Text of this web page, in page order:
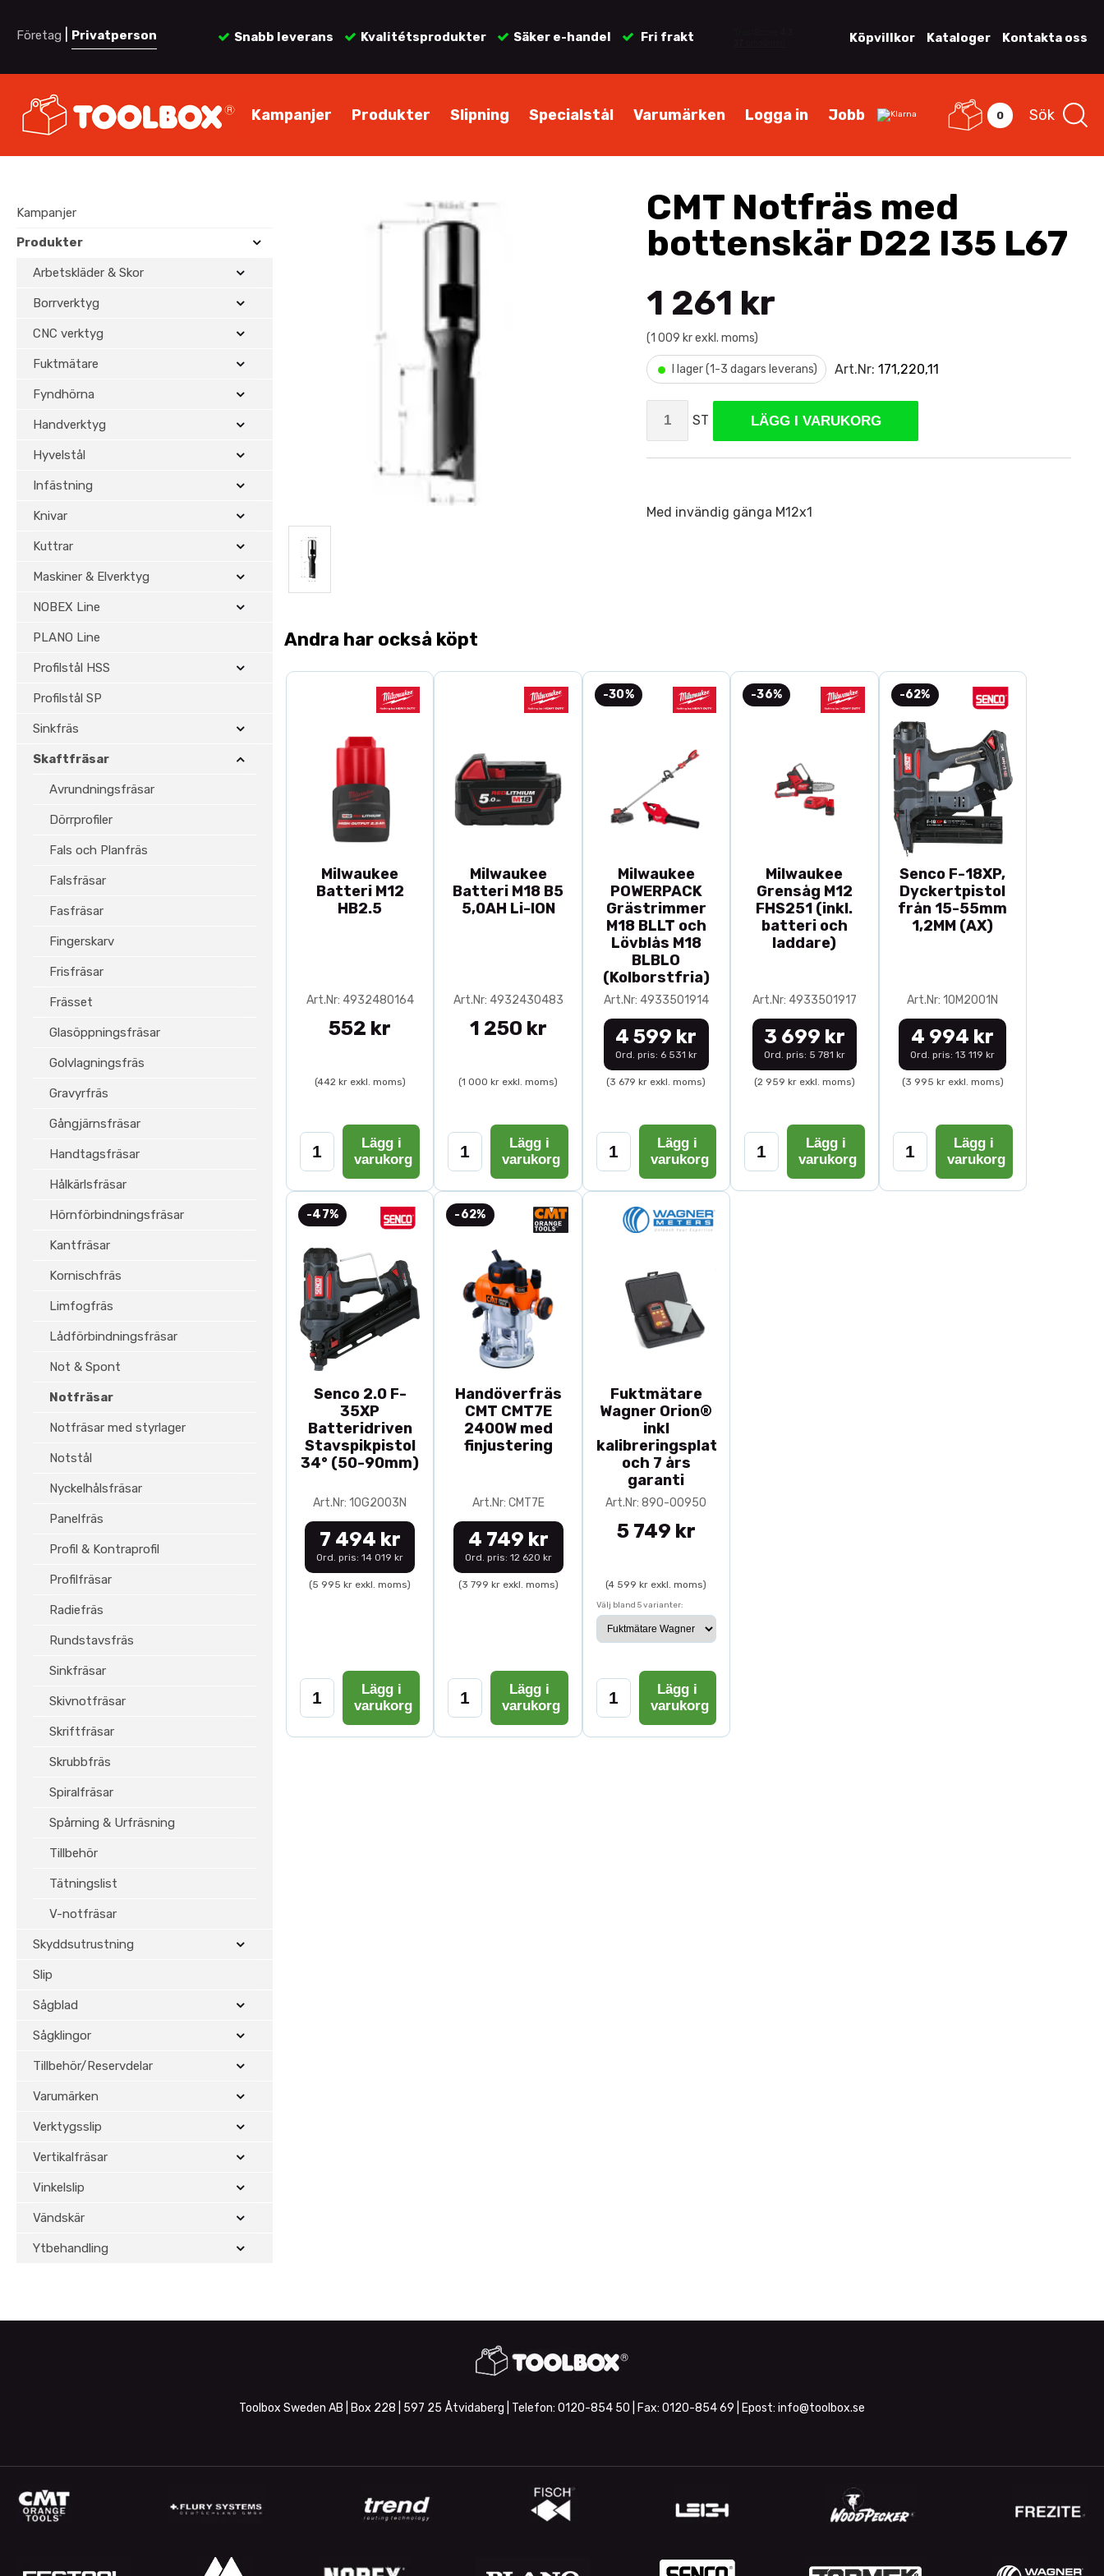
Företag Privatperson Snabb leverans Kvalitétsprodukter Säker e-handel Fri frakt Köpvillkor Kataloger Kontakta oss
Kampanjer Produkter Slipning Specialstål Varumärken Logga in Jobb 0 Sök
Kampanjer
Produkter
Arbetskläder & Skor
Borrverktyg
CNC verktyg
Fuktmätare
Fyndhörna
Handverktyg
Hyvelstål
Infästning
Knivar
Kuttrar
Maskiner & Elverktyg
NOBEX Line
PLANO Line
Profilstål HSS
Profilstål SP
Sinkfräs
Skaftfräsar
Avrundningsfräsar
Dörrprofiler
Fals och Planfräs
Falsfräsar
Fasfräsar
Fingerskarv
Frisfräsar
Frässet
Glasöppningsfräsar
Golvlagningsfräs
Gravyrfräs
Gångjärnsfräsar
Handtagsfräsar
Hålkärlsfräsar
Hörnförbindningsfräsar
Kantfräsar
Kornischfräs
Limfogfräs
Lådförbindningsfräsar
Not & Spont
Notfräsar
Notfräsar med styrlager
Notstål
Nyckelhålsfräsar
Panelfräs
Profil & Kontraprofil
Profilfräsar
Radiefräs
Rundstavsfräs
Sinkfräsar
Skivnotfräsar
Skriftfräsar
Skrubbfräs
Spiralfräsar
Spårning & Urfräsning
Tillbehör
Tätningslist
V-notfräsar
Skyddsutrustning
Slip
Sågblad
Sågklingor
Tillbehör/Reservdelar
Varumärken
Verktygsslip
Vertikalfräsar
Vinkelslip
Vändskär
Ytbehandling
CMT Notfräs med
bottenskär D22 I35 L67
1 261 kr
(1 009 kr exkl. moms)
• I lager (1-3 dagars leverans) Art.Nr: 171,220,11
ST LÄGG I VARUKORG
Med invändig gänga M12x1
Andra har också köpt
Milwaukee
Batteri M12
HB2.5
Art.Nr: 4932480164
552 kr
(442 kr exkl. moms)
Lägg i
varukorg
Milwaukee
Batteri M18 B5
5,0AH Li-ION
Art.Nr: 4932430483
1 250 kr
(1 000 kr exkl. moms)
Lägg i
varukorg
-30%
Milwaukee
POWERPACK
Grästrimmer
M18 BLLT och
Lövblås M18
BLBLO
(Kolborstfria)
Art.Nr: 4933501914
4 599 kr
Ord. pris: 6 531 kr
(3 679 kr exkl. moms)
Lägg i
varukorg
-36%
Milwaukee
Grensåg M12
FHS251 (inkl.
batteri och
laddare)
Art.Nr: 4933501917
3 699 kr
Ord. pris: 5 781 kr
(2 959 kr exkl. moms)
Lägg i
varukorg
-62%
Senco F-18XP,
Dyckertpistol
från 15-55mm
1,2MM (AX)
Art.Nr: 10M2001N
4 994 kr
Ord. pris: 13 119 kr
(3 995 kr exkl. moms)
Lägg i
varukorg
-47%
Senco 2.0 F-
35XP
Batteridriven
Stavspikpistol
34° (50-90mm)
Art.Nr: 10G2003N
7 494 kr
Ord. pris: 14 019 kr
(5 995 kr exkl. moms)
Lägg i
varukorg
-62%
Handöverfräs
CMT CMT7E
2400W med
finjustering
Art.Nr: CMT7E
4 749 kr
Ord. pris: 12 620 kr
(3 799 kr exkl. moms)
Lägg i
varukorg
Fuktmätare
Wagner Orion®
inkl
kalibreringsplatta
och 7 års
garanti
Art.Nr: 890-00950
5 749 kr
(4 599 kr exkl. moms)
Välj bland 5 varianter:
Lägg i
varukorg
Toolbox Sweden AB | Box 228 | 597 25 Åtvidaberg | Telefon: 0120-854 50 | Fax: 0120-854 69 | Epost: info@toolbox.se